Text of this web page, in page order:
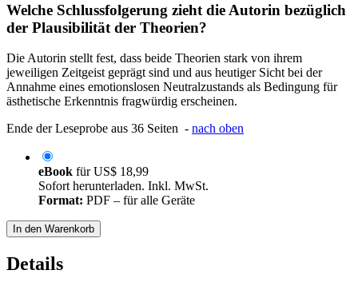
Welche Schlussfolgerung zieht die Autorin bezüglich
der Plausibilität der Theorien?
Die Autorin stellt fest, dass beide Theorien stark von ihrem
jeweiligen Zeitgeist geprägt sind und aus heutiger Sicht bei der
Annahme eines emotionslosen Neutralzustands als Bedingung für
ästhetische Erkenntnis fragwürdig erscheinen.
Ende der Leseprobe aus 36 Seiten - nach oben
eBook fürUS$ 18,99
Sofort herunterladen. Inkl. MwSt.
Format: PDF – für alle Geräte
In den Warenkorb
Details